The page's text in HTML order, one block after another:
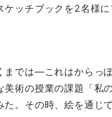
ッチブックを2名様に
では―これはからっ
術の授業の課題「私
。その時、絵を通じ